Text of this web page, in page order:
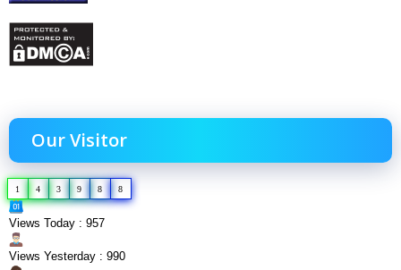
Our Visitor
1 4 3 9 8 8
Views Today : 957
Views Yesterday : 990